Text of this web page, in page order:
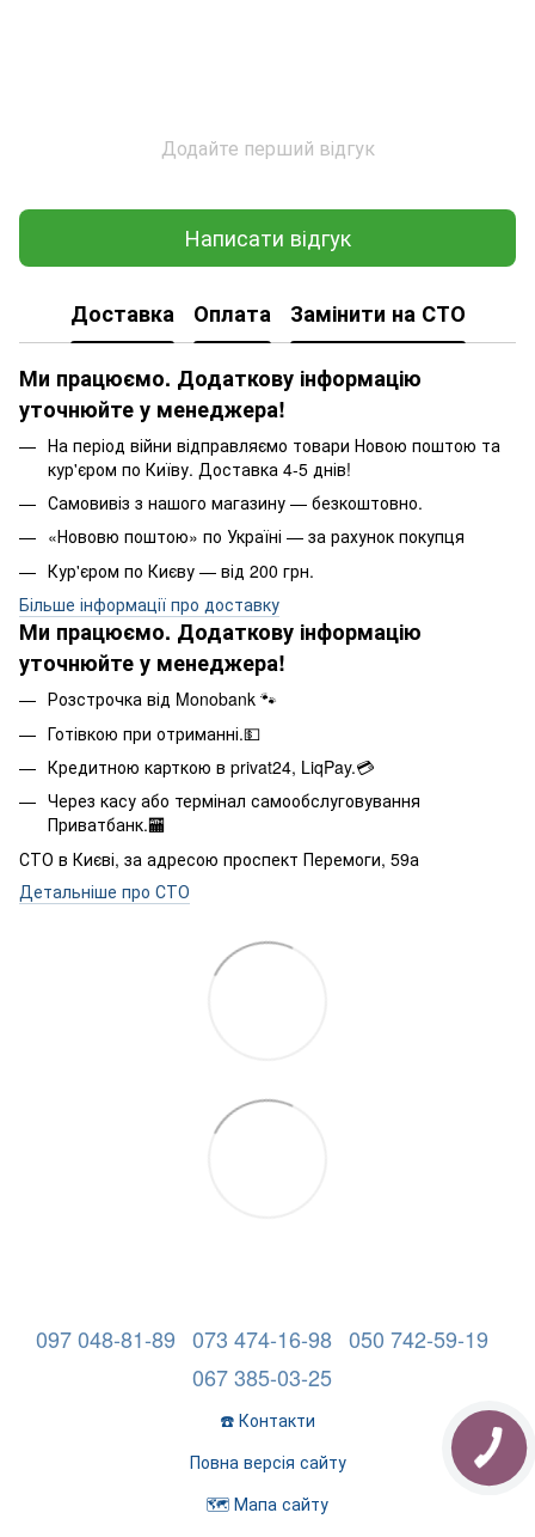
Додайте перший відгук
Написати відгук
Доставка Оплата Замінити на СТО
Ми працюємо. Додаткову інформацію
уточнюйте у менеджера!
На період війни відправляємо товари Новою поштою та
кур'єром по Київу. Доставка 4-5 днів!
Самовивіз з нашого магазину — безкоштовно.
«Нововю поштою» по Україні — за рахунок покупця
Кур'єром по Києву — від 200 грн.
Більше інформації про доставку
Ми працюємо. Додаткову інформацію
уточнюйте у менеджера!
Розстрочка від Monobank 🐾
Готівкою при отриманні.💵
Кредитною карткою в privat24, LiqPay.💳
Через касу або термінал самообслуговування
Приватбанк.🏧
СТО в Києві, за адресою проспект Перемоги, 59а
Детальніше про СТО
097 048-81-89 073 474-16-98 050 742-59-19
067 385-03-25
☎️ Контакти
Повна версія сайту
🗺️ Мапа сайту